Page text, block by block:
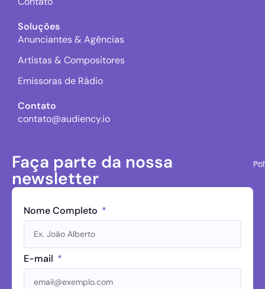
Soluções
Anunciantes & Agências
Artistas & Compositores
Emissoras de Rádio
Contato
contato@audiency.io
Faça parte da nossa
newsletter
Nome Completo
E-mail